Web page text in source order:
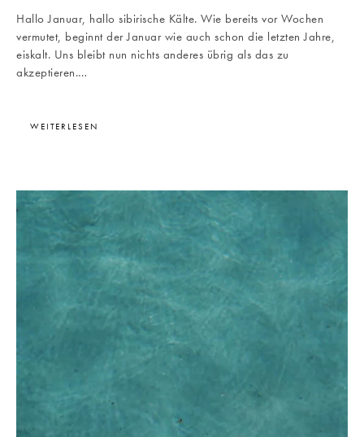
Hallo Januar, hallo sibirische Kälte. Wie bereits vor Wochen
vermutet, beginnt der Januar wie auch schon die letzten Jahre,
eiskalt. Uns bleibt nun nichts anderes übrig als das zu
akzeptieren.…
WEITERLESEN